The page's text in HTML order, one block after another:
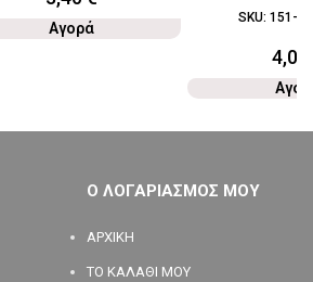
Αγορά
SKU: 151-
4,00
Ο ΛΟΓΑΡΙΑΣΜΟΣ ΜΟΥ
ΑΡΧΙΚΗ
ΤΟ ΚΑΛΑΘΙ ΜΟΥ